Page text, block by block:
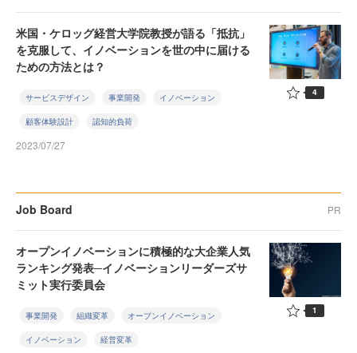
米国・ケロッグ経営大学院教授が語る「抵抗」
を克服して、イノベーションを世の中に届ける
ための方法とは？
サービスデザイン 事業開発 イノベーション
顧客体験設計 認知的負荷
2023/07/27
4
Job Board PR
オープンイノベーションに積極的な大企業人気
ランキング発表─イノベーションリーダーズサ
ミット実行委員会
事業開発 組織変革 オープンイノベーション
イノベーション 経営変革
1